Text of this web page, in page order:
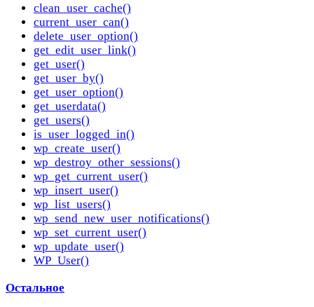
clean_user_cache()
current_user_can()
delete_user_option()
get_edit_user_link()
get_user()
get_user_by()
get_user_option()
get_userdata()
get_users()
is_user_logged_in()
wp_create_user()
wp_destroy_other_sessions()
wp_get_current_user()
wp_insert_user()
wp_list_users()
wp_send_new_user_notifications()
wp_set_current_user()
wp_update_user()
WP_User()
Остальное